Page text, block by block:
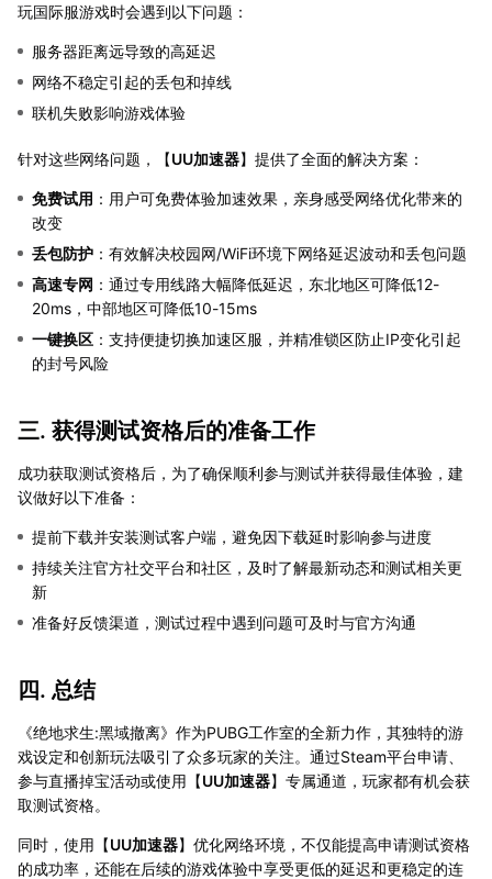
玩国际服游戏时会遇到以下问题：
服务器距离远导致的高延迟
网络不稳定引起的丢包和掉线
联机失败影响游戏体验
针对这些网络问题，【UU加速器】提供了全面的解决方案：
免费试用 ：用户可免费体验加速效果，亲身感受网络优化带来的
改变
丢包防护 ：有效解决校园网/WiFi环境下网络延迟波动和丢包问题
高速专网 ：通过专用线路大幅降低延迟，东北地区可降低12-
20ms，中部地区可降低10-15ms
一键换区 ：支持便捷切换加速区服，并精准锁区防止IP变化引起
的封号风险
三. 获得测试资格后的准备工作
成功获取测试资格后，为了确保顺利参与测试并获得最佳体验，建
议做好以下准备：
提前下载并安装测试客户端，避免因下载延时影响参与进度
持续关注官方社交平台和社区，及时了解最新动态和测试相关更
新
准备好反馈渠道，测试过程中遇到问题可及时与官方沟通
四. 总结
《绝地求生:黑域撤离》作为PUBG工作室的全新力作，其独特的游
戏设定和创新玩法吸引了众多玩家的关注。通过Steam平台申请、
参与直播掉宝活动或使用【UU加速器】专属通道，玩家都有机会获
取测试资格。
同时，使用【UU加速器】优化网络环境，不仅能提高申请测试资格
的成功率，还能在后续的游戏体验中享受更低的延迟和更稳定的连